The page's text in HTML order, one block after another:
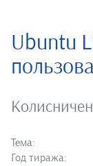
Ubuntu
Тема:
Год тиража: